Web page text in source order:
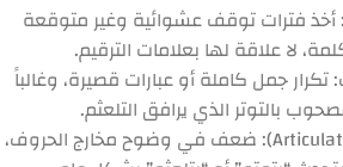
أخذ فترات توقف عشوائية وغير متوقعة
لا علاقة لها بعلامات الترقيم.
تكرار جمل كاملة أو عبارات قصيرة، وغالباً
بالتوتر الذي يرافق التلعثم.
ضعف في وضوح مخارج الحروف،